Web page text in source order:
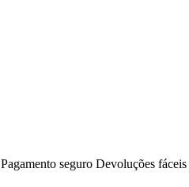
Pagamento seguro Devoluções fáceis